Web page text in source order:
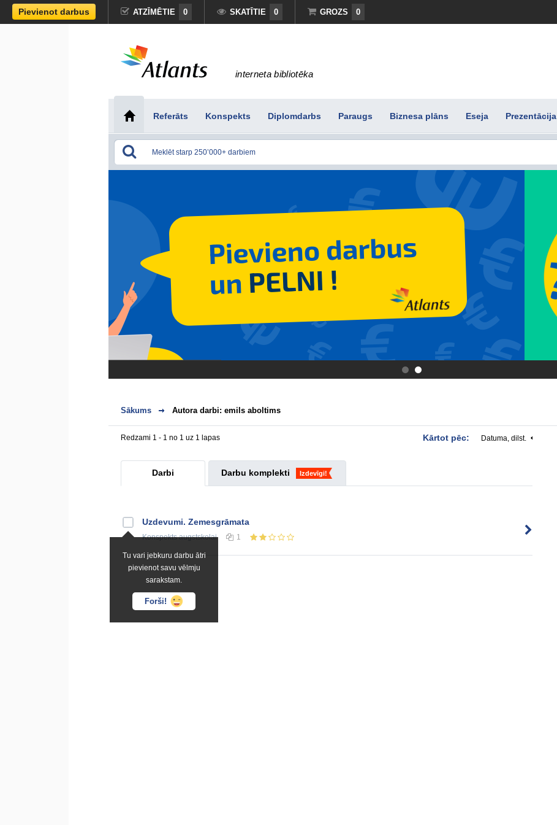
Pievienot darbus ATZĪMĒTIE 0 SKATĪTIE 0 GROZS 0
interneta bibliotēka
Referāts Konspekts Diplomdarbs Paraugs Biznesa plāns Eseja Prezentācija
.
Sākums Autora darbi: emils aboltims
Redzami 1 - 1 no 1 uz 1 lapas Kārtot pēc: Datuma, dilst.
Darbi Darbu komplekti Izdevīgi!
Tu vari jebkuru darbu ātri
pievienot savu vēlmju
sarakstam.
Forši!
Uzdevumi. Zemesgrāmata
Konspektsaugstskolai 1